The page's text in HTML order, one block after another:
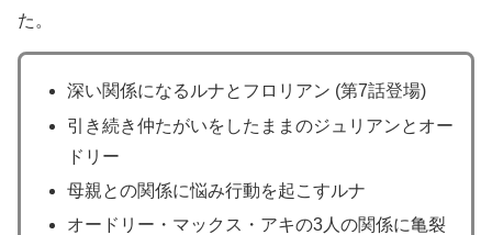
た。
深い関係になるルナとフロリアン (第7話登場)
引き続き仲たがいをしたままのジュリアンとオー
ドリー
母親との関係に悩み行動を起こすルナ
オードリー・マックス・アキの3人の関係に亀裂